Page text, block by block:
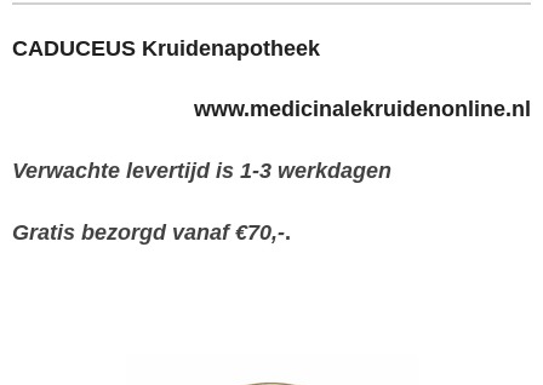
CADUCEUS Kruidenapotheek
www.medicinalekruidenonline.nl
Verwachte levertijd is 1-3 werkdagen
Gratis bezorgd vanaf €70,-.